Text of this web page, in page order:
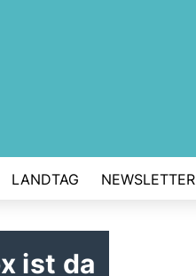
LANDTAG NEWSLETTER
ist da